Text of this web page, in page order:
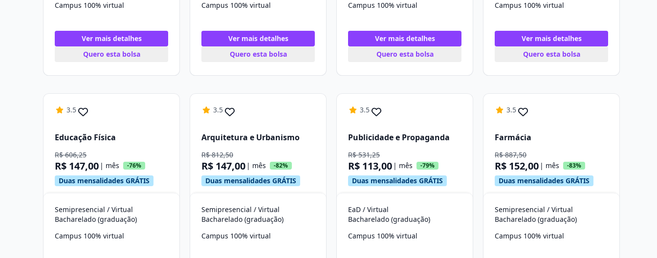
Campus 100% virtual
Ver mais detalhes
Quero esta bolsa
Campus 100% virtual
Ver mais detalhes
Quero esta bolsa
Campus 100% virtual
Ver mais detalhes
Quero esta bolsa
Campus 100% virtual
Ver mais detalhes
Quero esta bolsa
3.5
Educação Física
R$ 606,25
R$ 147,00 | mês -76%
Duas mensalidades GRÁTIS
Semipresencial / Virtual
Bacharelado (graduação)
Campus 100% virtual
3.5
Arquitetura e Urbanismo
R$ 812,50
R$ 147,00 | mês -82%
Duas mensalidades GRÁTIS
Semipresencial / Virtual
Bacharelado (graduação)
Campus 100% virtual
3.5
Publicidade e Propaganda
R$ 531,25
R$ 113,00 | mês -79%
Duas mensalidades GRÁTIS
EaD / Virtual
Bacharelado (graduação)
Campus 100% virtual
3.5
Farmácia
R$ 887,50
R$ 152,00 | mês -83%
Duas mensalidades GRÁTIS
Semipresencial / Virtual
Bacharelado (graduação)
Campus 100% virtual